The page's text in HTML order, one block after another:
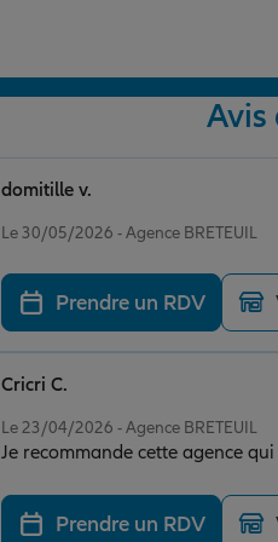
Avis
Le 30/05/2026 - Agence BRETEUIL
domitille v.
Prendre un RDV
Le 23/04/2026 - Agence BRETEUIL
Je recommande cette agence
Cricri C.
Prendre un RDV